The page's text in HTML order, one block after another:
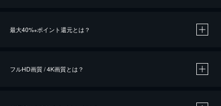
最大40%※ポイント還元とは？
フルHD画質 / 4K画質とは？